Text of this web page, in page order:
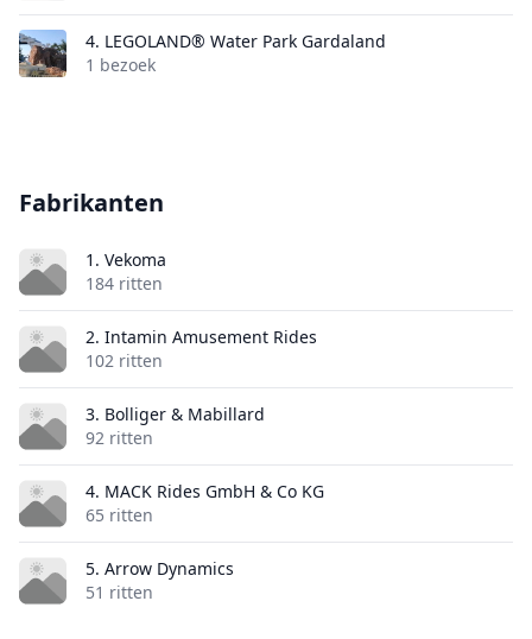
4. LEGOLAND® Water Park Gardaland
1 bezoek
Fabrikanten
1. Vekoma
184 ritten
2. Intamin Amusement Rides
102 ritten
3. Bolliger & Mabillard
92 ritten
4. MACK Rides GmbH & Co KG
65 ritten
5. Arrow Dynamics
51 ritten